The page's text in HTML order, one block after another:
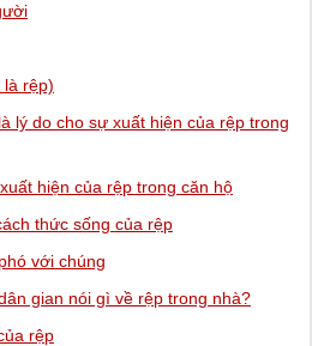
là rệp)
lý do cho sự xuất hiện của rệp trong
hiện của rệp trong căn hộ
thức sống của rệp
với chúng
gian nói gì về rệp trong nhà?
rệp